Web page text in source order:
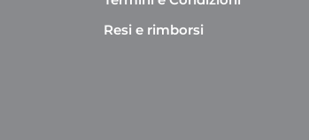
Resi e rimborsi